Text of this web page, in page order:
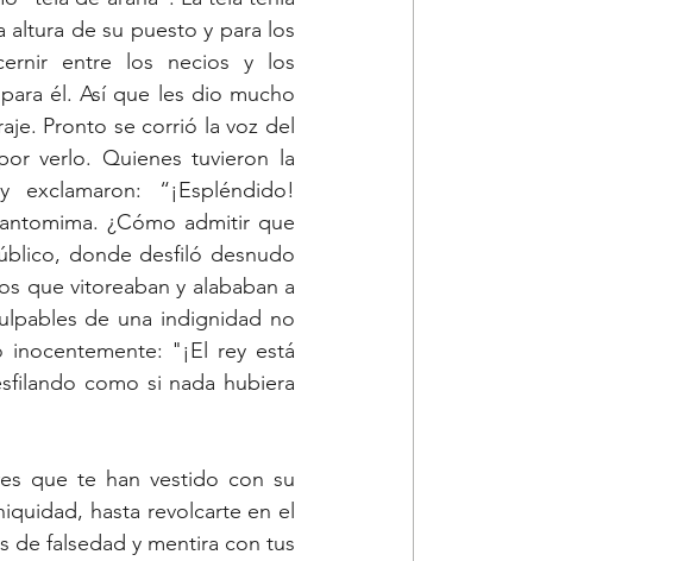
altura de su puesto y para los
entre los necios y los
él. Así que les dio mucho
Pronto se corrió la voz del
verlo. Quienes tuvieron la
“¡Espléndido!
¿Cómo admitir que
donde desfiló desnudo
que vitoreaban y alababan a
de una indignidad no
"¡El rey está
como si nada hubiera
que te han vestido con su
hasta revolcarte en el
falsedad y mentira con tus